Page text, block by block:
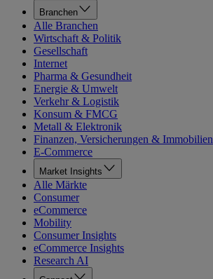
Branchen
Alle Branchen
Wirtschaft & Politik
Gesellschaft
Internet
Pharma & Gesundheit
Energie & Umwelt
Verkehr & Logistik
Konsum & FMCG
Metall & Elektronik
Finanzen, Versicherungen & Immobilien
E-Commerce
Market Insights
Alle Märkte
Consumer
eCommerce
Mobility
Consumer Insights
eCommerce Insights
Research AI